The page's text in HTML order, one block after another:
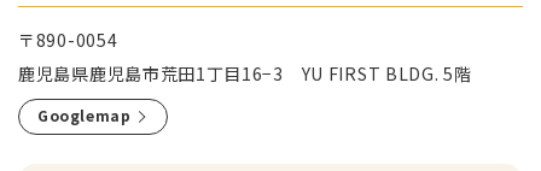
〒890-0054
鹿児島県鹿児島市荒田1丁目16−3 YU FIRST BLDG. 5階
Googlemap